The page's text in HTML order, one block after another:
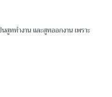
ททำงาน และสูทออกงาน เพราะ